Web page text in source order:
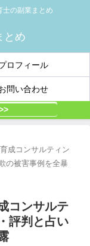
士の副業まとめ
ロフィール
問い合わせ
成コンサルティン
の被害事例を全暴
コンサルテ
評判と占い